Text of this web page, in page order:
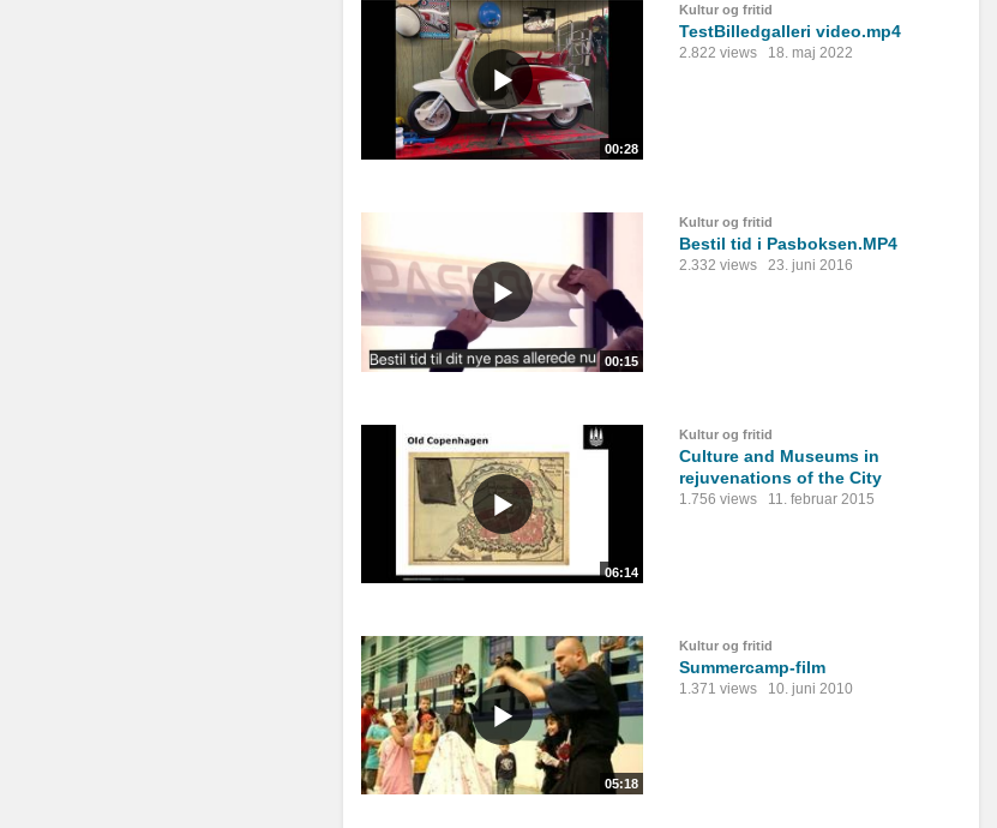
00:28
Kultur og fritid
TestBilledgalleri video.mp4
2.822 views 18. maj 2022
00:15
Kultur og fritid
Bestil tid i Pasboksen.MP4
2.332 views 23. juni 2016
06:14
Kultur og fritid
Culture and Museums in
rejuvenations of the City
1.756 views 11. februar 2015
05:18
Kultur og fritid
Summercamp-film
1.371 views 10. juni 2010